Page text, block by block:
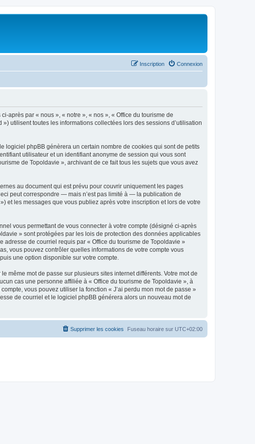
Connexion
Inscription
après par « nous », « notre », « nos », « Office du tourisme de
utilisent toutes les informations collectées lors des sessions d’utilisation
logiciel phpBB génèrera un certain nombre de cookies qui sont de petits
utilisateur et un identifiant anonyme de session qui vous sont
de Topoldavie », archivant de ce fait tous les sujets que vous avez
au document qui est prévu pour couvrir uniquement les pages
peut correspondre — mais n’est pas limité à — la publication de
et les messages que vous publiez après votre inscription et lors de votre
vous permettant de vous connecter à votre compte (désigné ci-après
» sont protégées par les lois de protection des données applicables
adresse de courriel requis par « Office du tourisme de Topoldavie »
vous pouvez contrôler quelles informations de votre compte vous
une option disponible sur votre compte.
même mot de passe sur plusieurs sites internet différents. Votre mot de
cas une personne affiliée à « Office du tourisme de Topoldavie », à
vous pouvez utiliser la fonction « J’ai perdu mon mot de passe »
de courriel et le logiciel phpBB générera alors un nouveau mot de
Fuseau horaire sur UTC+02:00
Supprimer les cookies